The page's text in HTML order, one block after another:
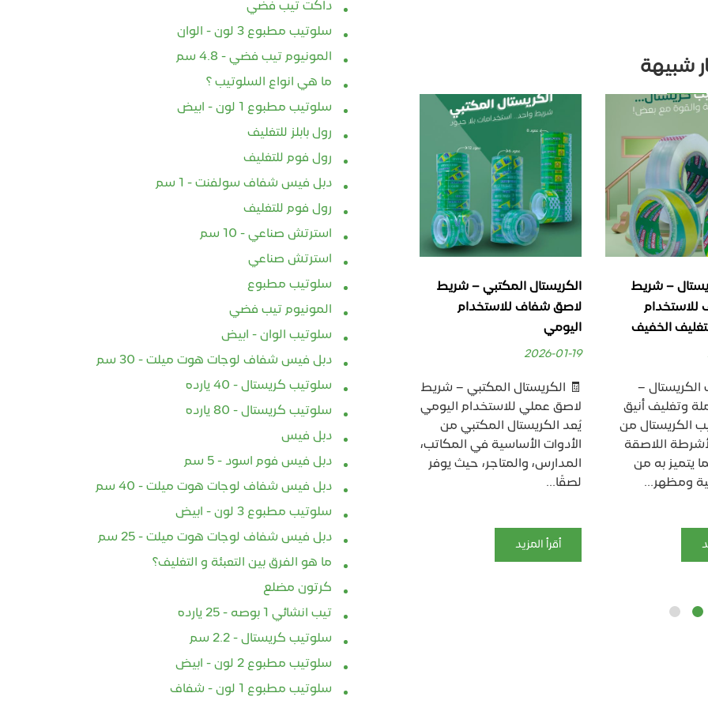
شبيهة
– شريط
المكتبي – شريط
اليومي
المكتبي من
في المكاتب،
حيث يوفر
سلوتيب كريستال مكتبي
شفاف – لاصق قوي ووضوح
عالي للاستخدام اليومي
2025-11-29
📎 السلوتيب الكريستال
المكتبي – الشريط الشفاف
الذي لا غنى عنه في كل
مكتب يُعد السلوتيب
الكريستال المكتبي من الأدوات
الأساسية التي لا يخلو منها
أقرأ المزيد
سلوتيب كريستال مكتبي من
GREEN STAR | الشفافية
والجودة في كل لفة
ما هو السلوتيب الكريستال
المكتبي؟ . السلوتيب
لاصق شفاف يتميز بمظهره
النظيف وشفافيته العالية، مما
يجعله الخيار المثالي...
أقرأ المزيد
🔹 ما هو السلوتيب الكريستال؟
. السلوتيب الكريستال هو نوع
من الشريط اللاصق الشفاف،
تصنيعه عادةً...
داكت تيب فضي
سلوتيب مطبوع 3 لون - الوان
المونيوم تيب فضي - 4.8 سم
ما هي انواع السلوتيب ؟
سلوتيب مطبوع 1 لون - ابيض
رول بابلز للتغليف
رول فوم للتغليف
دبل فيس شفاف سولفنت - 1 سم
رول فوم للتغليف
استرتش صناعي - 10 سم
استرتش صناعي
سلوتيب مطبوع
المونيوم تيب فضي
سلوتيب الوان - ابيض
دبل فيس شفاف لوجات هوت ميلت - 30 سم
سلوتيب كريستال - 40 يارده
سلوتيب كريستال - 80 يارده
دبل فيس
دبل فيس فوم اسود - 5 سم
دبل فيس شفاف لوجات هوت ميلت - 40 سم
سلوتيب مطبوع 3 لون - ابيض
دبل فيس شفاف لوجات هوت ميلت - 25 سم
ما هو الفرق بين التعبئة و التغليف؟
كرتون مضلع
تيب انشائي 1 بوصه - 25 يارده
سلوتيب كريستال - 2.2 سم
سلوتيب مطبوع 2 لون - ابيض
سلوتيب مطبوع 1 لون - شفاف